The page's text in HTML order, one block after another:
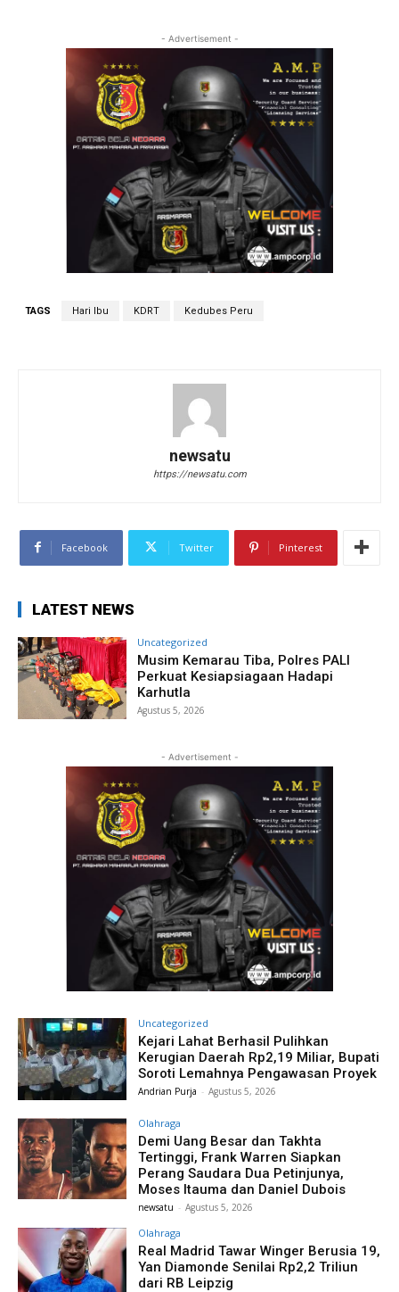
- Advertisement -
TAGS Hari Ibu KDRT Kedubes Peru
newsatu
https://newsatu.com
Facebook Twitter Pinterest
LATEST NEWS
Uncategorized
Musim Kemarau Tiba, Polres PALI
Perkuat Kesiapsiagaan Hadapi
Karhutla
Agustus 5, 2026
- Advertisement -
Uncategorized
Kejari Lahat Berhasil Pulihkan
Kerugian Daerah Rp2,19 Miliar, Bupati
Soroti Lemahnya Pengawasan Proyek
Andrian Purja - Agustus 5, 2026
Olahraga
Demi Uang Besar dan Takhta
Tertinggi, Frank Warren Siapkan
Perang Saudara Dua Petinjunya,
Moses Itauma dan Daniel Dubois
newsatu - Agustus 5, 2026
Olahraga
Real Madrid Tawar Winger Berusia 19,
Yan Diamonde Senilai Rp2,2 Triliun
dari RB Leipzig